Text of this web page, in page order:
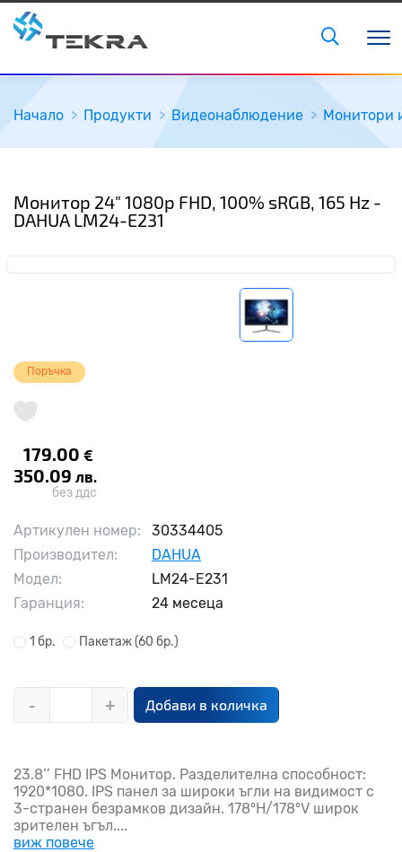
Начало Продукти Видеонаблюдение Монитори
Монитор 24" 1080p FHD, 100% sRGB, 165 Hz -
DAHUA LM24-E231
Поръчка
179.00 €
350.09 лв.
без ддс
Артикулен номер:
30334405
Производител:
DAHUA
Модел:
LM24-E231
Гаранция:
24 месеца
1 бр. Пакетаж(60 бр.)
- + Добави в количка
23.8’’ FHD IPS Монитор. Разделителна способност:
1920*1080. IPS панел за широки ъгли на видимост с
3-странен безрамков дизайн. 178°H/178°V широк
зрителен ъгъл....
виж повече